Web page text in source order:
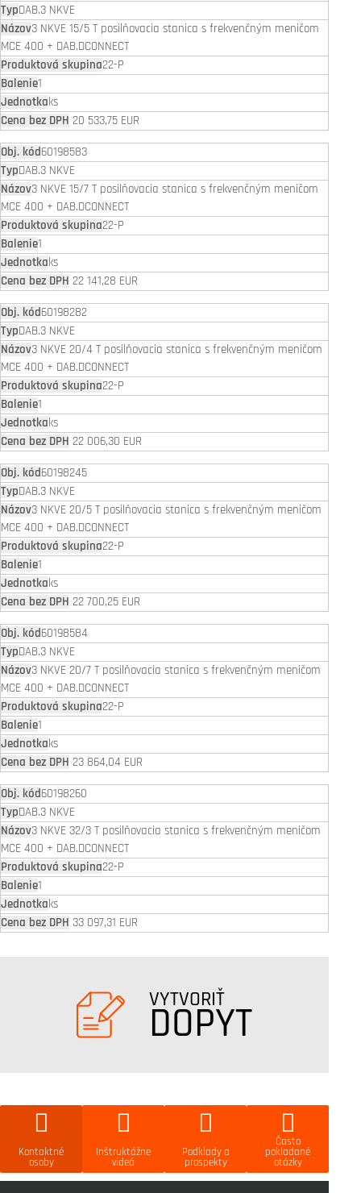
DAB.3 NKVE
3 NKVE 15/5 T posilňovacia stanica s frekvenčným meničom
MCE 400 + DAB.DCONNECT
22-P
1
ks
20 533,75 EUR
60198583
DAB.3 NKVE
3 NKVE 15/7 T posilňovacia stanica s frekvenčným meničom
MCE 400 + DAB.DCONNECT
22-P
1
ks
22 141,28 EUR
60198282
DAB.3 NKVE
3 NKVE 20/4 T posilňovacia stanica s frekvenčným meničom
MCE 400 + DAB.DCONNECT
22-P
1
ks
22 006,30 EUR
60198245
DAB.3 NKVE
3 NKVE 20/5 T posilňovacia stanica s frekvenčným meničom
MCE 400 + DAB.DCONNECT
22-P
1
ks
22 700,25 EUR
60198584
DAB.3 NKVE
3 NKVE 20/7 T posilňovacia stanica s frekvenčným meničom
MCE 400 + DAB.DCONNECT
22-P
1
ks
23 864,04 EUR
60198260
DAB.3 NKVE
3 NKVE 32/3 T posilňovacia stanica s frekvenčným meničom
MCE 400 + DAB.DCONNECT
22-P
1
ks
33 097,31 EUR
VYTVORIŤ
DOPYT
Kontaktné
osoby
Inštruktážne
videá
Podklady a
prospekty
Často
pokladané
otázky